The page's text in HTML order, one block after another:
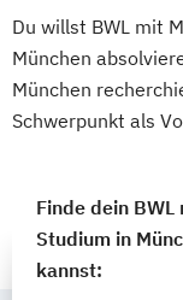
Du willst BWL mit
München
München
Schwerpunkt als
Finde dein
Studium in
kannst: